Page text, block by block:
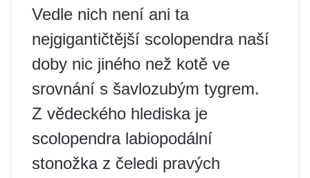
Vedle nich není ani ta
nejgigantičtější scolopendra naší
doby nic jiného než kotě ve
srovnání s šavlozubým tygrem.
Z vědeckého hlediska je
scolopendra labiopodální
stonožka z čeledi pravých